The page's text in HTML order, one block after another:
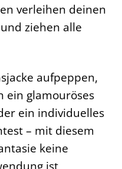
verleihen deinen
ziehen alle
aufpeppen,
ein glamouröses
ein individuelles
– mit diesem
keine
ist